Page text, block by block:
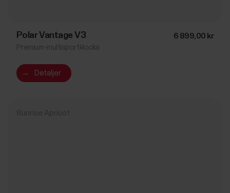
Polar Vantage V3 6 899,00 kr
→ Detaljer